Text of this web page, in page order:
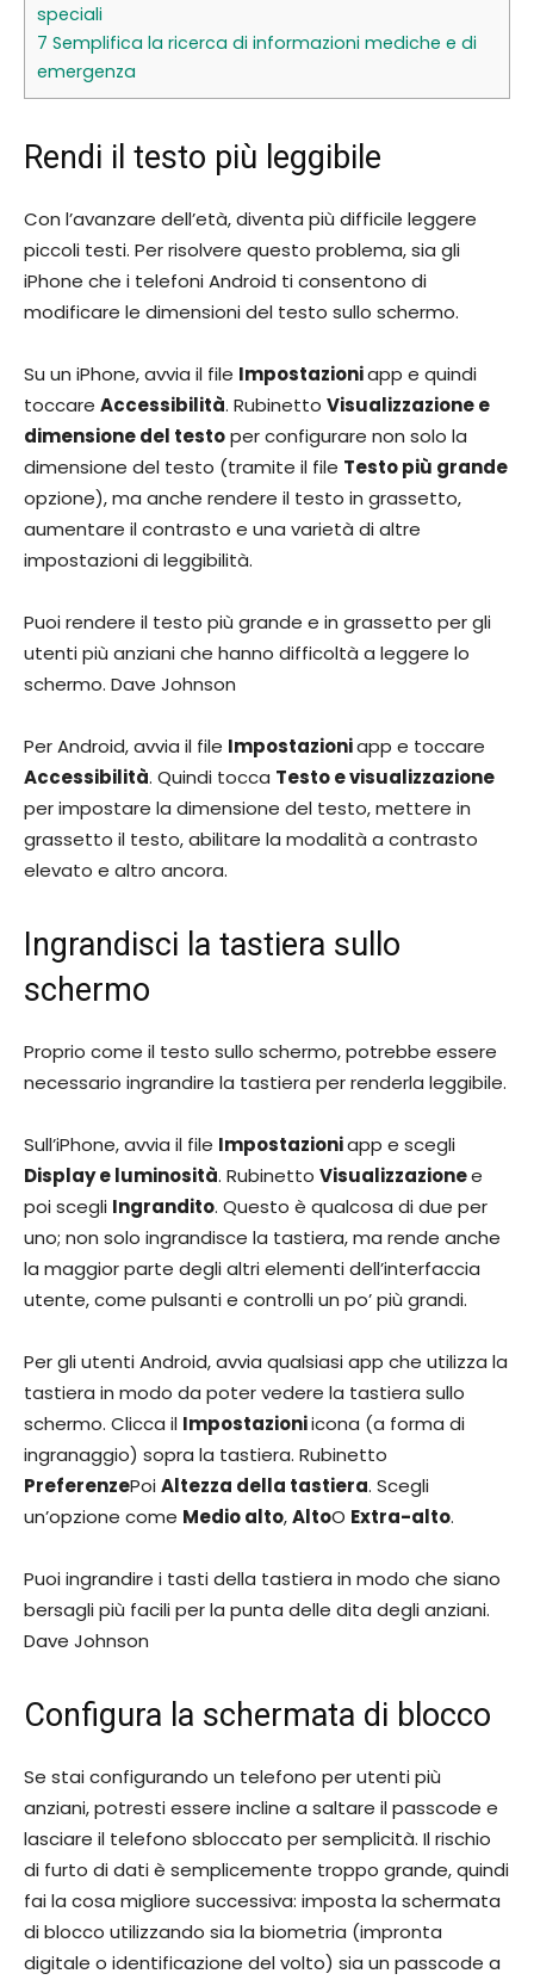
speciali
7 Semplifica la ricerca di informazioni mediche e di
emergenza
Rendi il testo più leggibile
Con l’avanzare dell’età, diventa più difficile leggere
piccoli testi. Per risolvere questo problema, sia gli
iPhone che i telefoni Android ti consentono di
modificare le dimensioni del testo sullo schermo.
Su un iPhone, avvia il file Impostazioniapp e quindi
toccare Accessibilità. Rubinetto Visualizzazione e
dimensione del testoper configurare non solo la
dimensione del testo (tramite il file Testo più grande
opzione), ma anche rendere il testo in grassetto,
aumentare il contrasto e una varietà di altre
impostazioni di leggibilità.
Puoi rendere il testo più grande e in grassetto per gli
utenti più anziani che hanno difficoltà a leggere lo
schermo. Dave Johnson
Per Android, avvia il file Impostazioniapp e toccare
Accessibilità. Quindi tocca Testo e visualizzazione
per impostare la dimensione del testo, mettere in
grassetto il testo, abilitare la modalità a contrasto
elevato e altro ancora.
Ingrandisci la tastiera sullo
schermo
Proprio come il testo sullo schermo, potrebbe essere
necessario ingrandire la tastiera per renderla leggibile.
Sull’iPhone, avvia il file Impostazioniapp e scegli
Display e luminosità. Rubinetto Visualizzazionee
poi scegli Ingrandito. Questo è qualcosa di due per
uno; non solo ingrandisce la tastiera, ma rende anche
la maggior parte degli altri elementi dell’interfaccia
utente, come pulsanti e controlli un po’ più grandi.
Per gli utenti Android, avvia qualsiasi app che utilizza la
tastiera in modo da poter vedere la tastiera sullo
schermo. Clicca il Impostazioniicona (a forma di
ingranaggio) sopra la tastiera. Rubinetto
PreferenzePoiAltezza della tastiera. Scegli
un’opzione come Medio alto,AltoO Extra-alto.
Puoi ingrandire i tasti della tastiera in modo che siano
bersagli più facili per la punta delle dita degli anziani.
Dave Johnson
Configura la schermata di blocco
Se stai configurando un telefono per utenti più
anziani, potresti essere incline a saltare il passcode e
lasciare il telefono sbloccato per semplicità. Il rischio
di furto di dati è semplicemente troppo grande, quindi
fai la cosa migliore successiva: imposta la schermata
di blocco utilizzando sia la biometria (impronta
digitale o identificazione del volto) sia un passcode a